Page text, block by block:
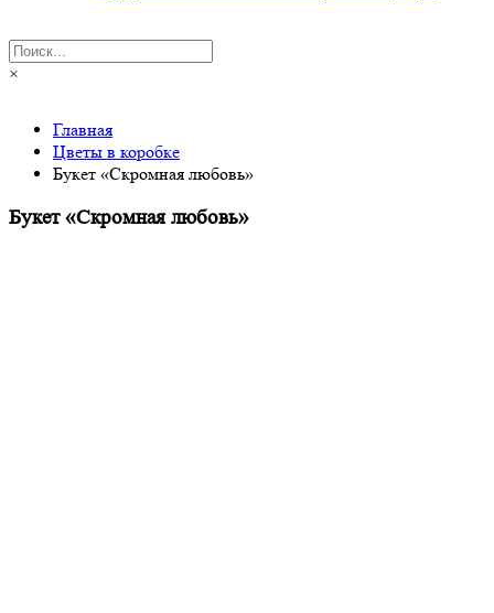
×
Главная
Цветы в коробке
Букет «Скромная любовь»
Букет «Скромная любовь»